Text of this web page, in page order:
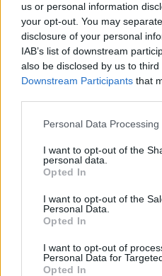
us or personal information
your opt-out. You may
disclosure of your personal
IAB’s list of downstream
also be disclosed by us to
Downstream Participants that
Please note that this website/
not limited to your visit or
grant or deny consent to
use your data for below
consent section.
Personal Data
I want to opt-out of the
personal data.
Opted In
I want to opt-out of the
Personal Data.
Opted In
I want to opt-out of
Personal Data for
Opted In